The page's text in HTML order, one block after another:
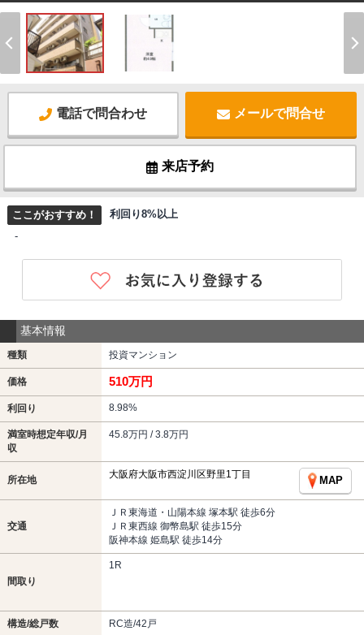
電話で問合わせ メールで問合せ
来店予約
ここがおすすめ！
利回り8%以上
-
基本情報
種類 投資マンション
価格 510万円
利回り 8.98%
満室時想定年収/月
収
45.8万円 / 3.8万円
所在地 大阪府大阪市西淀川区野里1丁目
MAP
交通
ＪＲ東海道・山陽本線 塚本駅 徒歩6分
ＪＲ東西線 御幣島駅 徒歩15分
阪神本線 姫島駅 徒歩14分
間取り
1R
構造/総戸数 RC造/42戸